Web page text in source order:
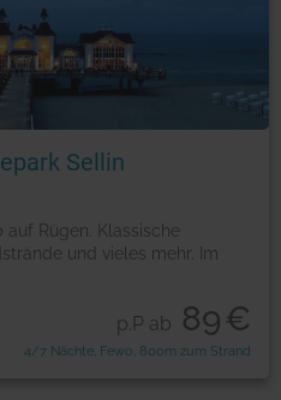
Sellin
auf Rügen. Klassische
und vieles mehr. Im
p.P ab 89€
4/7 Nächte, Fewo, 800m zum Strand